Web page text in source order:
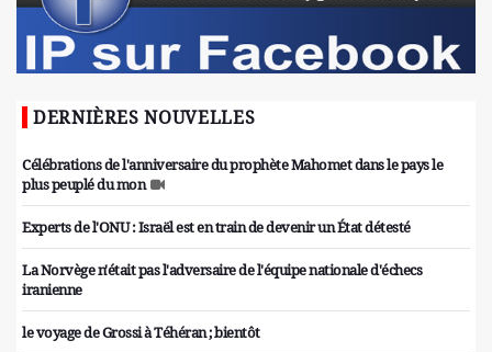
DERNIÈRES NOUVELLES
Célébrations de l'anniversaire du prophète Mahomet dans le pays le
plus peuplé du mon
Experts de l'ONU : Israël est en train de devenir un État détesté
La Norvège n'était pas l'adversaire de l'équipe nationale d'échecs
iranienne
le voyage de Grossi à Téhéran ; bientôt